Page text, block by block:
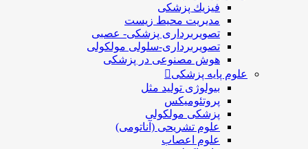
فيزيك پزشکی
مدیریت محیط زیست
تصویربرداری پزشکی- عصبی
تصویربرداری-سلولی مولکولی
هوش مصنوعی در پزشکی
علوم پایه پزشکی
بیولوژی تولید مثل
پروتئومیکس
پزشکی مولکولی
علوم تشریحی (آناتومی)
علوم اعصاب